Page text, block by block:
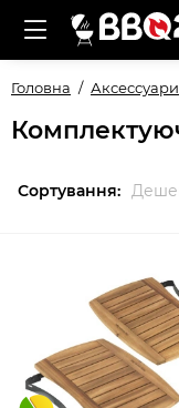
Головна Аксессуари
Сортування: